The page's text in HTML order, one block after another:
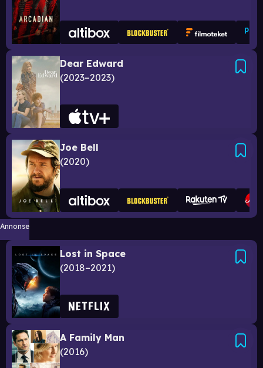
Dear Edward
2023–2023
Joe Bell
2020
Annonse
Lost in Space
2018–2021
A Family Man
2016